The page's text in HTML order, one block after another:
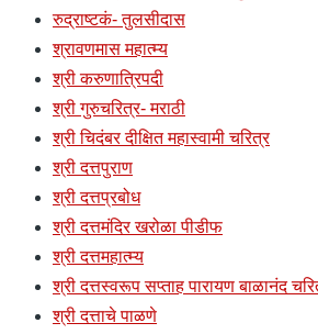
रुद्राष्टकं- तुलसीदास
श्रावणमास महात्म्य
श्री करुणात्रिपदी
श्री गुरुचरित्र- मराठी
श्री चिदंबर दीक्षित महास्वामी चरित्र
श्री दत्तपुराण
श्री दत्तप्रबोध
श्री दत्तमंदिर खरोळा पीडीफ
श्री दत्तमहात्म्य
श्री दत्तस्वरूप सप्ताह पारायण बाळानंद
श्री दत्ताचे पाळणे